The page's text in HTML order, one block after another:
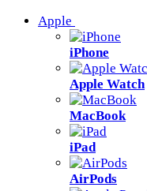
Apple
iPhone
Apple Watch
MacBook
iPad
AirPods